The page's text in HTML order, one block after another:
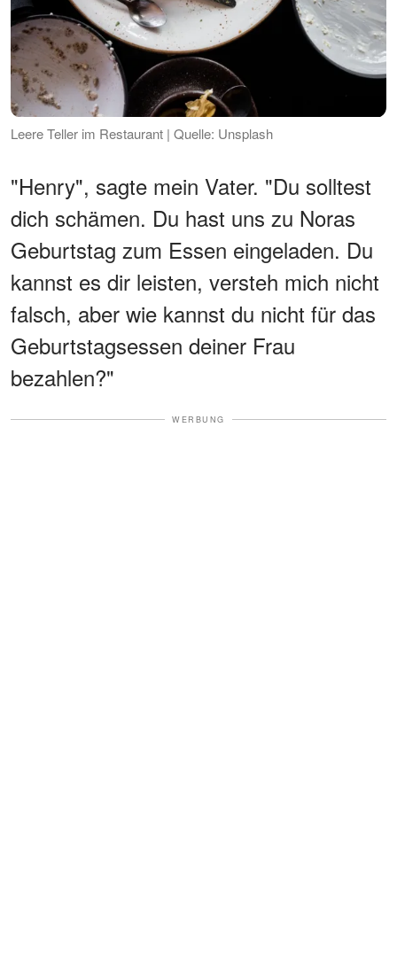
Leere Teller im Restaurant | Quelle: Unsplash
"Henry", sagte mein Vater. "Du solltest
dich schämen. Du hast uns zu Noras
Geburtstag zum Essen eingeladen. Du
kannst es dir leisten, versteh mich nicht
falsch, aber wie kannst du nicht für das
Geburtstagsessen deiner Frau
bezahlen?"
WERBUNG